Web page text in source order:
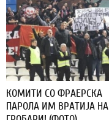
КОМИТИ СО ФРАЕРСКА
ПАРОЛА ИМ ВРАТИЈА НА